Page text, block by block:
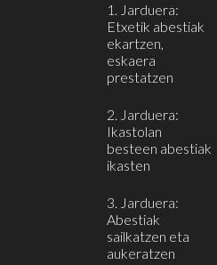
1. Jarduera:
Etxetik abestiak
ekartzen,
eskaera
prestatzen
2. Jarduera:
Ikastolan
besteen abestiak
ikasten
3. Jarduera:
Abestiak
sailkatzen eta
aukeratzen